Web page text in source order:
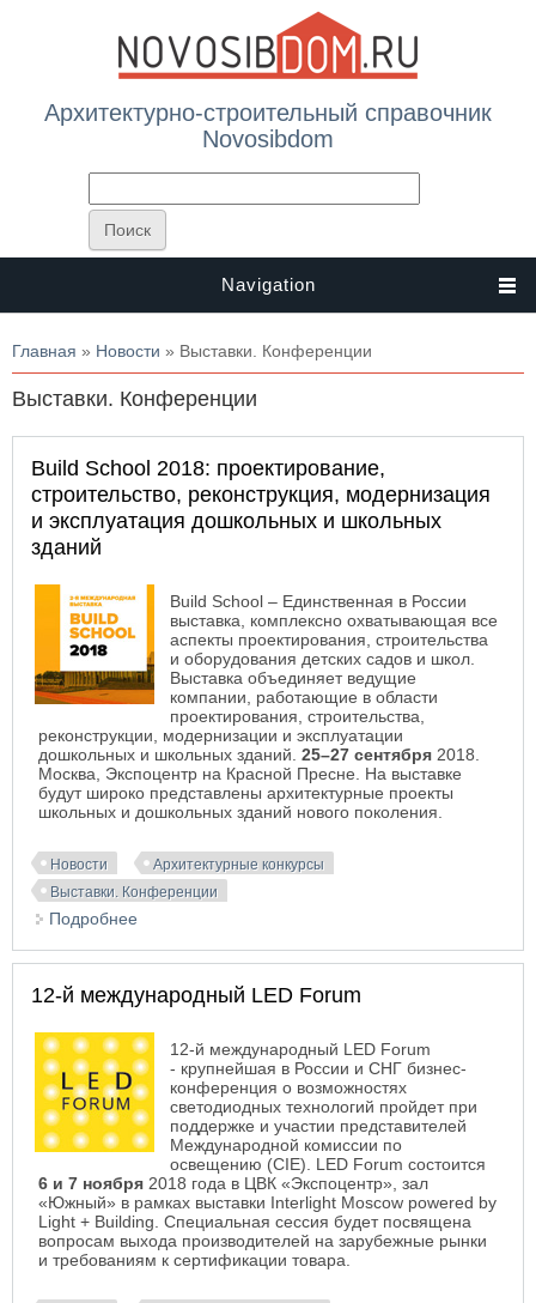
Архитектурно-строительный справочник
Novosibdom
Navigation
Вы здесь
Главная » Новости » Выставки. Конференции
Выставки. Конференции
Build School 2018: проектирование,
строительство, реконструкция, модернизация
и эксплуатация дошкольных и школьных
зданий
Build School – Единственная в России
выставка, комплексно охватывающая все
аспекты проектирования, строительства
и оборудования детских садов и школ.
Выставка объединяет ведущие
компании, работающие в области
проектирования, строительства,
реконструкции, модернизации и эксплуатации
дошкольных и школьных зданий. 25–27 сентября 2018.
Москва, Экспоцентр на Красной Пресне. На выставке
будут широко представлены архитектурные проекты
школьных и дошкольных зданий нового поколения.
Новости
Архитектурные конкурсы
Выставки. Конференции
Подробнее
12-й международный LED Forum
12-й международный LED Forum
- крупнейшая в России и СНГ бизнес-
конференция о возможностях
светодиодных технологий пройдет при
поддержке и участии представителей
Международной комиссии по
освещению (CIE). LED Forum состоится
6 и 7 ноября 2018 года в ЦВК «Экспоцентр», зал
«Южный» в рамках выставки Interlight Moscow powered by
Light + Building. Специальная сессия будет посвящена
вопросам выхода производителей на зарубежные рынки
и требованиям к сертификации товара.